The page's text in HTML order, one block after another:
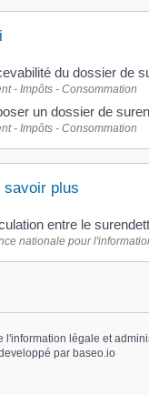
du dossier de
- Impôts - Consommation
un dossier de
- Impôts - Consommation
savoir plus
entre le
nationale pour
l'information légale et
par baseo.io